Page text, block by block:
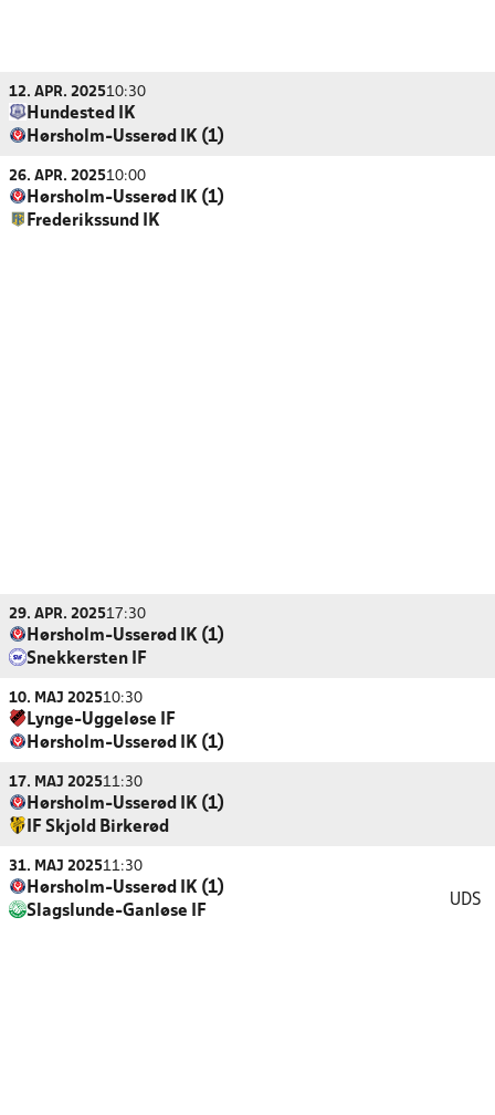
12. APR. 202510:30
Hundested IK
Hørsholm-Usserød IK (1)
26. APR. 202510:00
Hørsholm-Usserød IK (1)
Frederikssund IK
29. APR. 202517:30
Hørsholm-Usserød IK (1)
Snekkersten IF
10. MAJ 202510:30
Lynge-Uggeløse IF
Hørsholm-Usserød IK (1)
17. MAJ 202511:30
Hørsholm-Usserød IK (1)
IF Skjold Birkerød
31. MAJ 202511:30
Hørsholm-Usserød IK (1)
Slagslunde-Ganløse IF
UDS